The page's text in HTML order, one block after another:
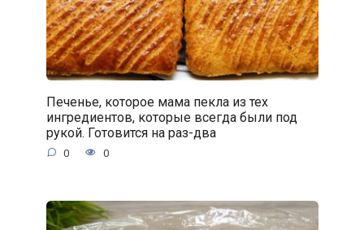
Печенье, которое мама пекла из тех
ингредиентов, которые всегда были под
рукой. Готовится на раз-два
0 0